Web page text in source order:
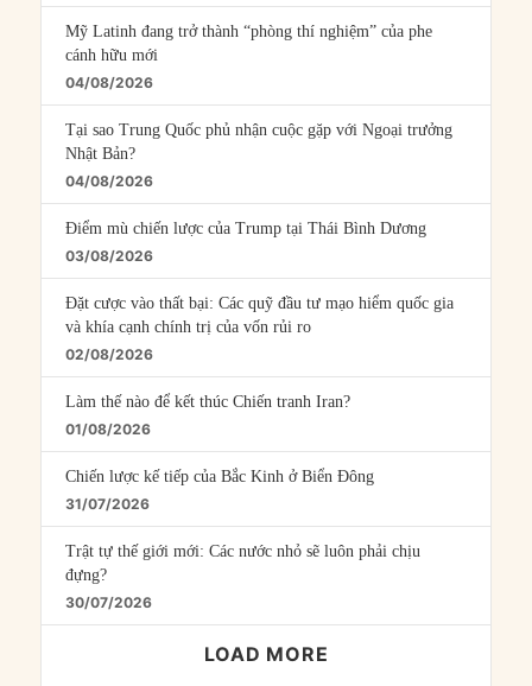
Mỹ Latinh đang trở thành “phòng thí nghiệm” của phe
cánh hữu mới
04/08/2026
Tại sao Trung Quốc phủ nhận cuộc gặp với Ngoại trưởng
Nhật Bản?
04/08/2026
Điểm mù chiến lược của Trump tại Thái Bình Dương
03/08/2026
Đặt cược vào thất bại: Các quỹ đầu tư mạo hiểm quốc gia
và khía cạnh chính trị của vốn rủi ro
02/08/2026
Làm thế nào để kết thúc Chiến tranh Iran?
01/08/2026
Chiến lược kế tiếp của Bắc Kinh ở Biển Đông
31/07/2026
Trật tự thế giới mới: Các nước nhỏ sẽ luôn phải chịu
đựng?
30/07/2026
LOAD MORE